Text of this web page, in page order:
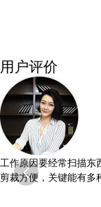
用户评价
工作原因要经常扫描东
剪裁方便，关键能有多
